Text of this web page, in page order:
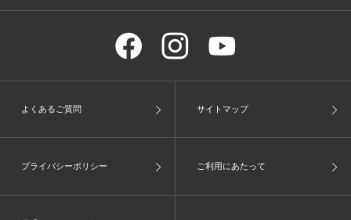
よくあるご質問 サイトマップ
プライバシーポリシー ご利用にあたって